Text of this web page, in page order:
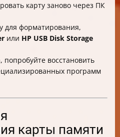
карту заново через ПК
для форматирования,
или HP USB Disk Storage
попробуйте восстановить
программ
карты памяти